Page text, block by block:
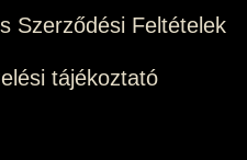
Szerződési Feltételek
tájékoztató